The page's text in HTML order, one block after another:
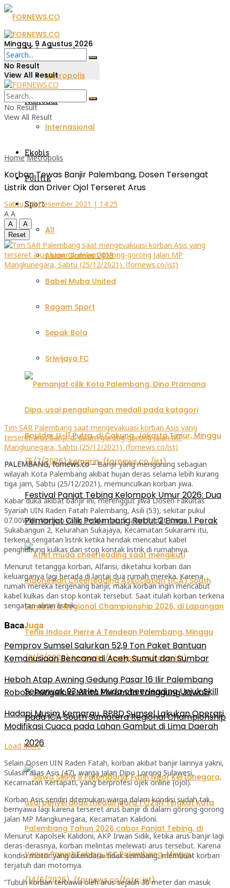
Metro Sumsel
Metropolis
Nasional
Internasional
Ekobis
Politik
Sport
All
Asian Games 2018
Babel Muba United
Ragam Sport
Sepak Bola
Sriwijaya FC
Festival Panjat Tebing Kelompok Umur 2026: Dua
Pemanjat Cilik Palembang Rebut 2 Emas 1 Perak
Sebanyak 93 Atlet Muda cheerleading Unjuk Skill
pada ICA South Sumatera Regional Championship
2026
Minggu, 9 Agustus 2026
No Result
View All Result
No Result
View All Result
Home Metropolis
Korban Tewas Banjir Palembang, Dosen Tersengat
Listrik dan Driver Ojol Terseret Arus
Sabtu, 25 Desember 2021 | 14:25
A A
A
A
Reset
Tim SAR Palembang saat mengevakuasi korban Asis yang
terseret arus banjir di dalam gorong-gorong Jalan MP
Mangkunegara, Sabtu (25/12/2021). (fornews.co/ist)
PALEMBANG, fornews.co –Banjir yang mengurung sebagian
wilayah Kota Palembang akibat hujan deras selama lebih kurang
tiga jam, Sabtu (25/12/2021), memunculkan korban jiwa.
Kabar duka akibat banjir ini, merenggut jiwa Dosen Fakultas
Syariah UIN Raden Fatah Palembang, Asili (53), sekitar pukul
07.00WIB. Korban yang beralamat di Jalan Padat Karya,
Sukabangun 2, Kelurahan Sukajaya, Kecamatan Sukarami itu,
terkena sengatan listrik ketika hendak mencabut kabel
penghubung kulkas dari stop kontak listrik di rumahnya.
Menurut tetangga korban, Alfarisi, diketahui korban dan
keluarganya lagi berada di lantai dua rumah mereka. Karena
rumah mereka tergenang banjir, maka korban ingin mencabut
kabel kulkas dari stop kontak tersebut. Saat itulah korban terkena
sengatan aliran listrik.
BacaJuga
Pemprov Sumsel Salurkan 52,9 Ton Paket Bantuan
Kemanusiaan Bencana di Aceh, Sumut dan Sumbar
Heboh Atap Awning Gedung Pasar 16 Ilir Palembang
Roboh, Pengelola Minta Perumda Tanggung Jawab
Hadapi Musim Kemarau, BPBD Sumsel Lakukan Operasi
Modifikasi Cuaca pada Lahan Gambut di Lima Daerah
Load More
Selain Dosen UIN Raden Fatah, korban akibat banjir lainnya yakni,
Sulasih alias Asis (47), warga Jalan Dipo Lorong Sulawesi,
Kecamatan Kertapati, yang berprofesi ojek online (ojol).
Korban Asis sendiri ditemukan warga dalam kondisi sudah tak
bernyawa lagi karena terseret arus banjir di dalam gorong-gorong
Jalan MP Mangkunegara, Kecamatan Kalidoni.
Menurut Kapolsek Kalidoni, AKP Irwan Sidik, ketika arus banjir lagi
deras-derasnya, korban melintas melewati arus tersebut. Karena
kondisi motor yang dikendarai tidak seimbang, membuat korban
terjatuh dari motornya.
“Tubuh korban terbawa oleh arus sejauh 30 meter dan masuk